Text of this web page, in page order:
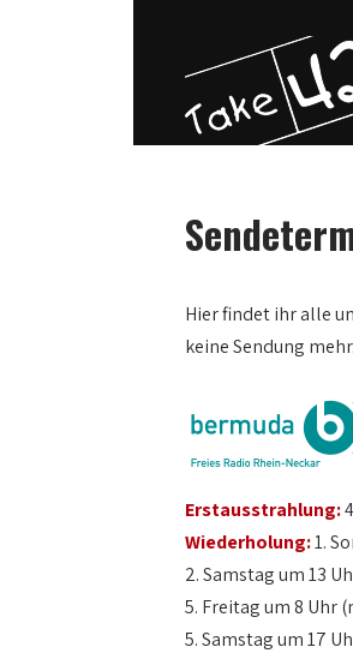
Hier findet ihr alle
keine Sendung mehr.
Erstausstrahlung:
Wiederholung:1.
2. Samstag um 13
5. Freitag um 8 Uhr
5. Samstag um 17